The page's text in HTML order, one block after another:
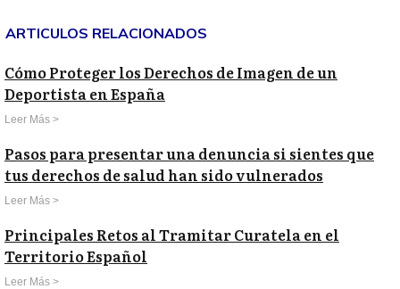
ARTICULOS RELACIONADOS
Cómo Proteger los Derechos de Imagen de un
Deportista en España
Leer Más >
Pasos para presentar una denuncia si sientes que
tus derechos de salud han sido vulnerados
Leer Más >
Principales Retos al Tramitar Curatela en el
Territorio Español
Leer Más >